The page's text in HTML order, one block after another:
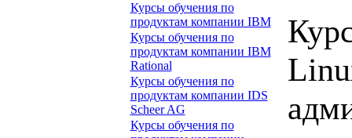
Курсы обучения по
продуктам компании IBM
Курсы обучения по
продуктам компании IBM
Rational
Курсы обучения по
продуктам компании IDS
Scheer AG
Курсы обучения по